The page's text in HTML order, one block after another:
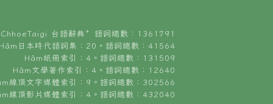
ChhoeTaigi 台語辭典⁺ 語詞總數：1361791
日本時代語詞集：20。語詞總數：41564
Hâm紙冊索引：4。語詞總數：131509
Hâm文學著作索引：4。語詞總數：12640
線頂文字媒體索引：9。語詞總數：302566
線頂影片媒體索引：4。語詞總數：432040